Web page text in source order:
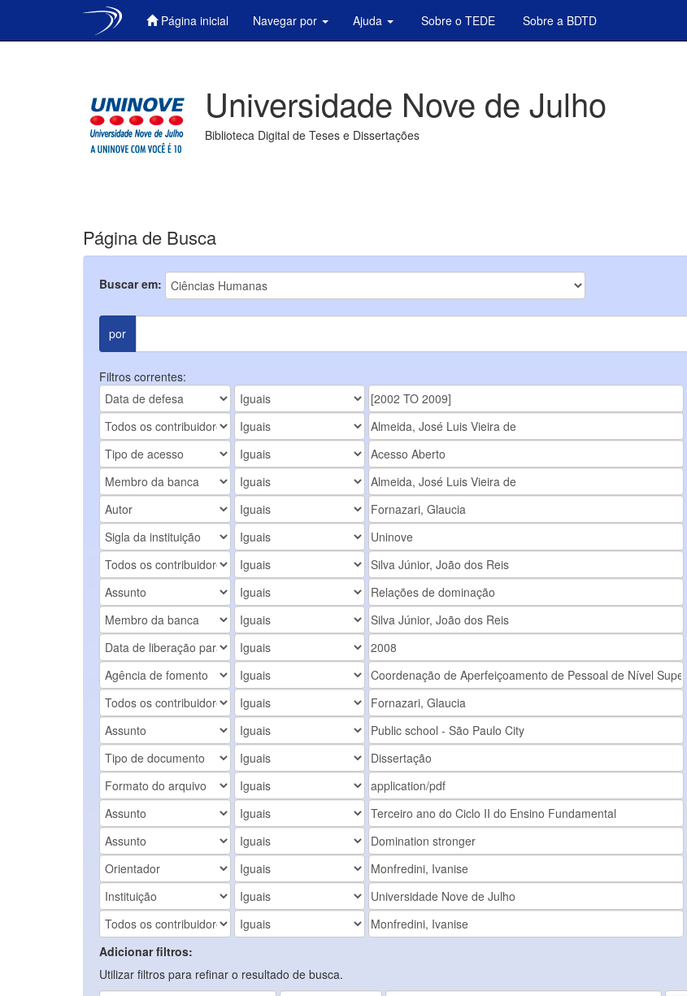
Página inicial Navegar por Ajuda Sobre o TEDE Sobre a BDTD
Universidade Nove de Julho
Biblioteca Digital de Teses e Dissertações
Página de Busca
Buscar em:
por
Filtros correntes:
Adicionar filtros:
Utilizar filtros para refinar o resultado de busca.